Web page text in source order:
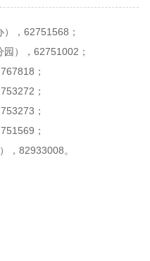
，62751568；
），62751002；
；
；
；
；
，82933008。